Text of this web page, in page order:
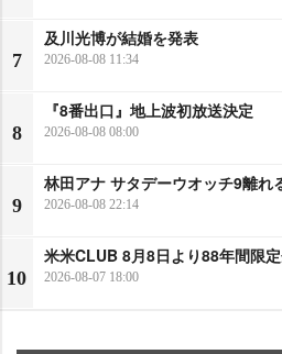
7
及川光博が結婚を発表
2026-08-08 11:34
8
『8番出口』地上波初放送決定
2026-08-08 08:00
9
林田アナ サタデーウオッチ9離れ
2026-08-08 22:14
10
米米CLUB 8月8日より88年間限
2026-08-07 18:00